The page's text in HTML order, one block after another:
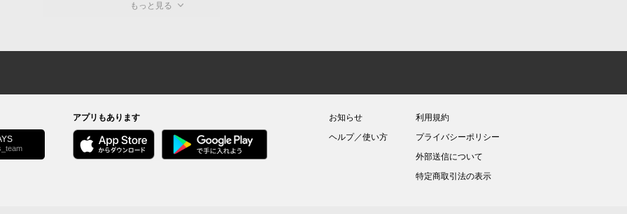
もっと見る
アプリもあります
お知らせ
ヘルプ／使い方
利用規約
プライバシーポリシー
外部送信について
特定商取引法の表示